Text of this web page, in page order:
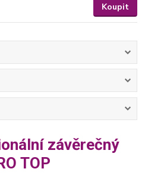
Koupit
závěrečný
TOP